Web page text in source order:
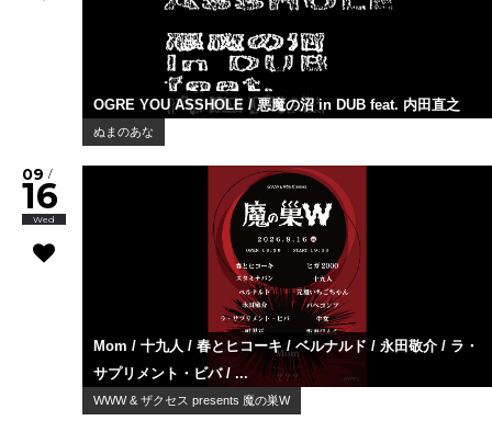
OGRE YOU ASSHOLE / 悪魔の沼 in DUB feat. 内田直之
ぬまのあな
09 /
16
Wed
Mom / 十九人 / 春とヒコーキ / ベルナルド / 永田敬介 / ラ・
サプリメント・ビバ / ...
WWW & ザクセス presents 魔の巣W